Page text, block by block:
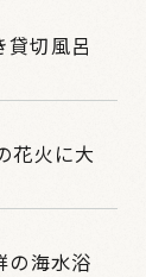
切風呂
花火に大
の海水浴